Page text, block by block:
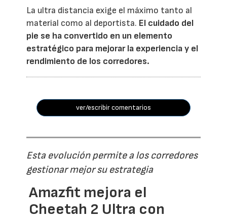
La ultra distancia exige el máximo tanto al
material como al deportista. El cuidado del
pie se ha convertido en un elemento
estratégico para mejorar la experiencia y el
rendimiento de los corredores.
ver/escribir comentarios
Esta evolución permite a los corredores
gestionar mejor su estrategia
Amazfit mejora el
Cheetah 2 Ultra con